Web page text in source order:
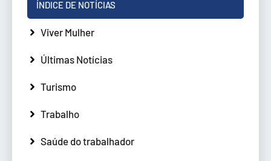
ÍNDICE DE NOTÍCIAS
Viver Mulher
Últimas Notícias
Turismo
Trabalho
Saúde do trabalhador